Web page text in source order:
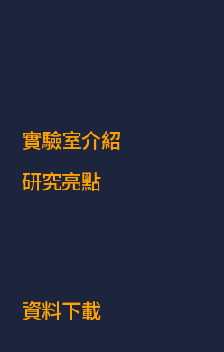
實驗室介紹
研究亮點
資料下載